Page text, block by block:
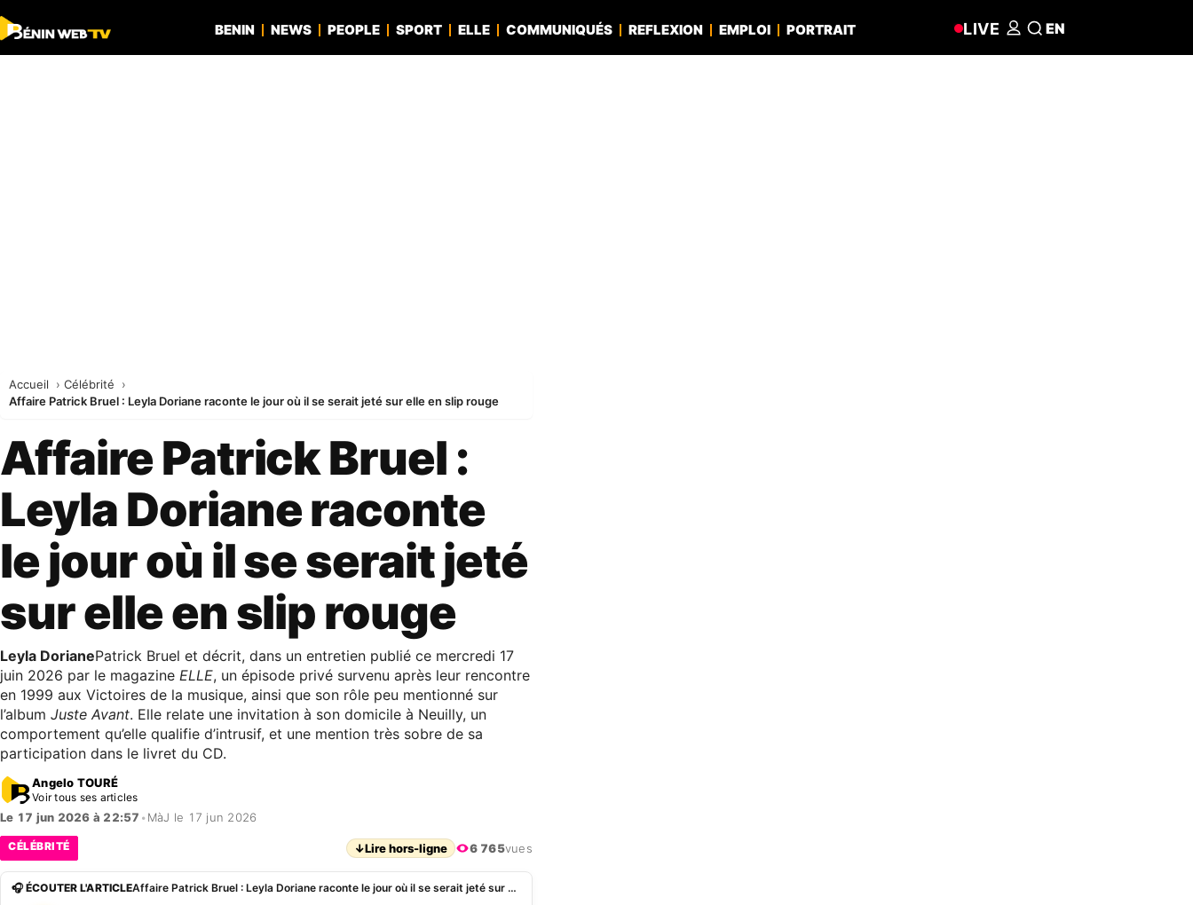
BENIN NEWS PEOPLE SPORT ELLE COMMUNIQUÉS REFLEXION EMPLOI PORTRAIT LIVE EN
Accueil
Célébrité
Affaire Patrick Bruel : Leyla Doriane raconte le jour où il se serait jeté sur elle en slip rouge
Affaire Patrick Bruel :
Leyla Doriane raconte
le jour où il se serait jeté
sur elle en slip rouge
Leyla DorianePatrick Bruel et décrit, dans un entretien publié ce mercredi 17
juin 2026 par le magazine ELLE, un épisode privé survenu après leur rencontre
en 1999 aux Victoires de la musique, ainsi que son rôle peu mentionné sur
l’album Juste Avant. Elle relate une invitation à son domicile à Neuilly, un
comportement qu’elle qualifie d’intrusif, et une mention très sobre de sa
participation dans le livret du CD.
Angelo TOURÉ
Voir tous ses articles
Le 17 jun 2026 à 22:57 • MàJ le 17 jun 2026
CÉLÉBRITÉ ↓Lire hors-ligne 6 765vues
🎧 ÉCOUTER L'ARTICLE Affaire Patrick Bruel : Leyla Doriane raconte le jour où il se serait jeté sur elle en slip rouge